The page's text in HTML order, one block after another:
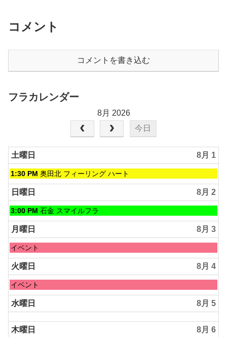
コメント
コメントを書き込む
フラカレンダー
8月 2026
今日
土曜日 8月 1
土
曜
日,
8
月
1st
2026
1:30 PM 奥田北 フィーリング ハート
日曜日 8月 2
日
曜
日,
8
月
2nd
2026
3:00 PM 石金 スマイルフラ
月曜日 8月 3
月
曜
日,
8
月
3rd
2026
イベント
火曜日 8月 4
火
曜
日,
8
月
4th
イベント
水曜日 8月 5
木曜日 8月 6